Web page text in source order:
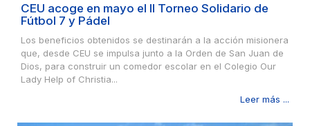
CEU acoge en mayo el II Torneo Solidario de
Fútbol 7 y Pádel
Los beneficios obtenidos se destinarán a la acción misionera
que, desde CEU se impulsa junto a la Orden de San Juan de
Dios, para construir un comedor escolar en el Colegio Our
Lady Help of Christia...
Leer más ...